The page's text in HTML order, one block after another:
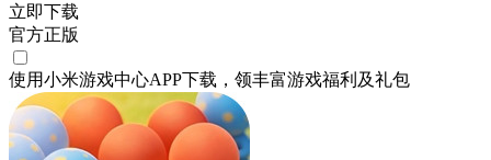
立即下载
官方正版
使用小米游戏中心APP下载 ，领丰富游戏福利 及礼包